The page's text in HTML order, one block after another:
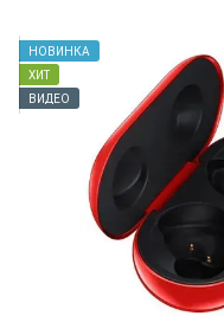
НОВИНКА
ХИТ
ВИДЕО